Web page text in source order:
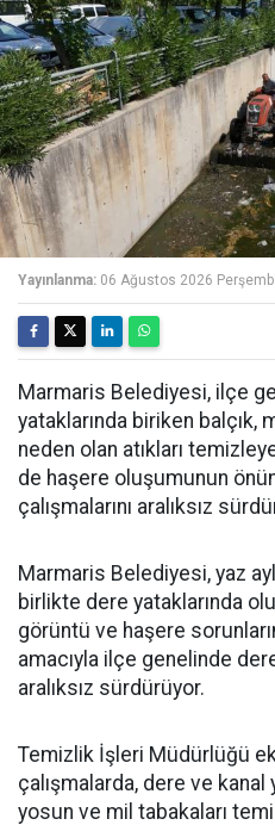
Yayınlanma: 06 Ağustos 2026
Marmaris Belediyesi, ilçe
yataklarında biriken balçık,
neden olan atıkları
de haşere oluşumunun
çalışmalarını aralıksız
Marmaris Belediyesi, yaz
birlikte dere yataklarında
görüntü ve haşere
amacıyla ilçe genelinde
aralıksız sürdürüyor.
Temizlik İşleri Müdürlüğü
çalışmalarda, dere ve kanal
yosun ve mil tabakaları